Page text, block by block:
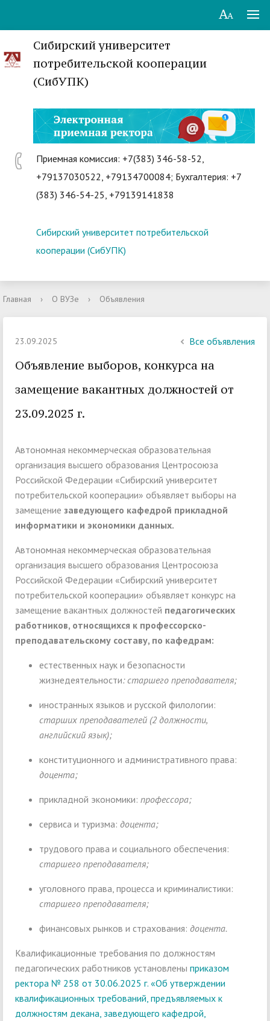
Сибирский университет
потребительской кооперации
(СибУПК)
Приемная комиссия: +7(383) 346-58-52,
+79137030522, +79134700084; Бухгалтерия: +7
(383) 346-54-25, +79139141838
Сибирский университет потребительской
кооперации (СибУПК)
Главная › О ВУЗе › Объявления
23.09.2025 Все объявления
Объявление выборов, конкурса на
замещение вакантных должностей от
23.09.2025 г.
Автономная некоммерческая образовательная
организация высшего образования Центросоюза
Российской Федерации «Сибирский университет
потребительской кооперации» объявляет выборы на
замещение заведующего кафедрой прикладной
информатики и экономики данных.
Автономная некоммерческая образовательная
организация высшего образования Центросоюза
Российской Федерации «Сибирский университет
потребительской кооперации» объявляет конкурс на
замещение вакантных должностей педагогических
работников, относящихся к профессорско-
преподавательскому составу, по кафедрам:
естественных наук и безопасности
жизнедеятельности: старшего преподавателя;
иностранных языков и русской филологии:
старших преподавателей (2 должности,
английский язык);
конституционного и административного права:
доцента;
прикладной экономики: профессора;
сервиса и туризма: доцента;
трудового права и социального обеспечения:
старшего преподавателя;
уголовного права, процесса и криминалистики:
старшего преподавателя;
финансовых рынков и страхования: доцента.
Квалификационные требования по должностям
педагогических работников установлены приказом
ректора № 258 от 30.06.2025 г. «Об утверждении
квалификационных требований, предъявляемых к
должностям декана, заведующего кафедрой,